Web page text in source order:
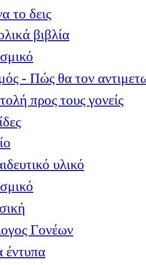
το δεις
βιβλία
- Πώς θα τον
προς τους γονείς
υλικό
Γονέων
έντυπα